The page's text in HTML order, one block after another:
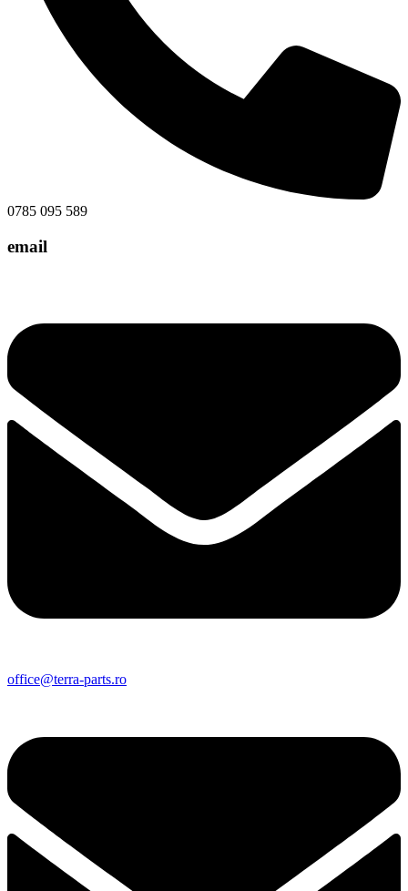
0785 095 589
email
office@terra-parts.ro